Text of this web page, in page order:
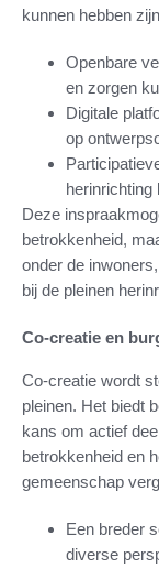
kunnen hebben
Openbare
en zorgen
Digitale
op
herinrichting
Deze
betrokkenheid,
onder de
bij de pleinen
Co-creatie en
Co-creatie wordt
pleinen. Het biedt
kans om actief
betrokkenheid en
gemeenschap
Een breder
diverse